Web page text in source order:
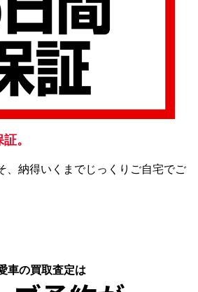
。
、納得いくまでじっくりご自宅でご
車の買取査定は